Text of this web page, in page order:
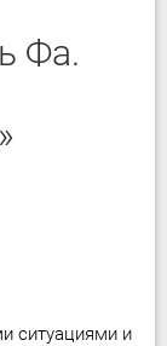
Фа.
ситуациями и